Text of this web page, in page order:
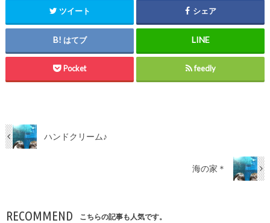
ツイート シェア
はてブ
Pocket feedly
ハンドクリーム♪
海の家＊
RECOMMEND こちらの記事も人気です。